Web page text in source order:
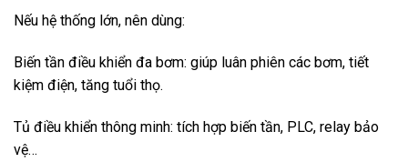
Nếu hệ thống lớn, nên dùng:
Biến tần điều khiển đa bơm: giúp luân phiên các bơm, tiết
kiệm điện, tăng tuổi thọ.
Tủ điều khiển thông minh: tích hợp biến tần, PLC, relay bảo
vệ…